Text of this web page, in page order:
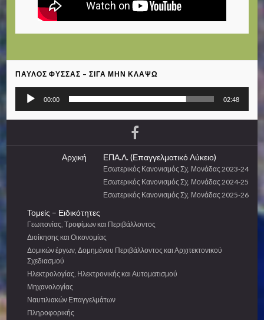
ΠΑΎΛΟΣ ΦΎΣΣΑΣ – ΣΙΓΆ ΜΗΝ ΚΛΆΨΩ
Πρόγραμμα
Ήχου
00:00 02:48
Αρχική ΕΠΑ.Λ. (Επαγγελματικό Λύκειο)
Εσωτερικός Κανονισμός Σχ. Μονάδας 2023-24
Εσωτερικός Κανονισμός Σχ. Μονάδας 2024-25
Εσωτερικός Κανονισμός Σχ. Μονάδας 2025-26
Τομείς – Ειδικότητες
Γεωπονίας, Τροφίμων και Περιβάλλοντος
Διοίκησης και Οικονομίας
Δομικών έργων, Δομημένου Περιβάλλοντος και Αρχιτεκτονικού
Σχεδιασμού
Ηλεκτρολογίας, Ηλεκτρονικής και Αυτοματισμού
Μηχανολογίας
Ναυτιλιακών Επαγγελμάτων
Πληροφορικής